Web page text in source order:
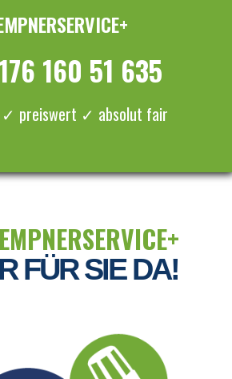
160 51 635
preiswert ✓ absolut fair
FÜR SIE DA!